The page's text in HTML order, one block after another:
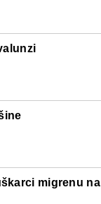
migrenu na